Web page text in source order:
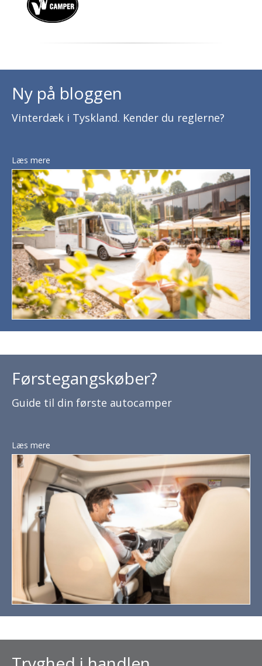
Ny på bloggen
Vinterdæk i Tyskland. Kender du reglerne?
Læs mere
Førstegangskøber?
Guide til din første autocamper
Læs mere